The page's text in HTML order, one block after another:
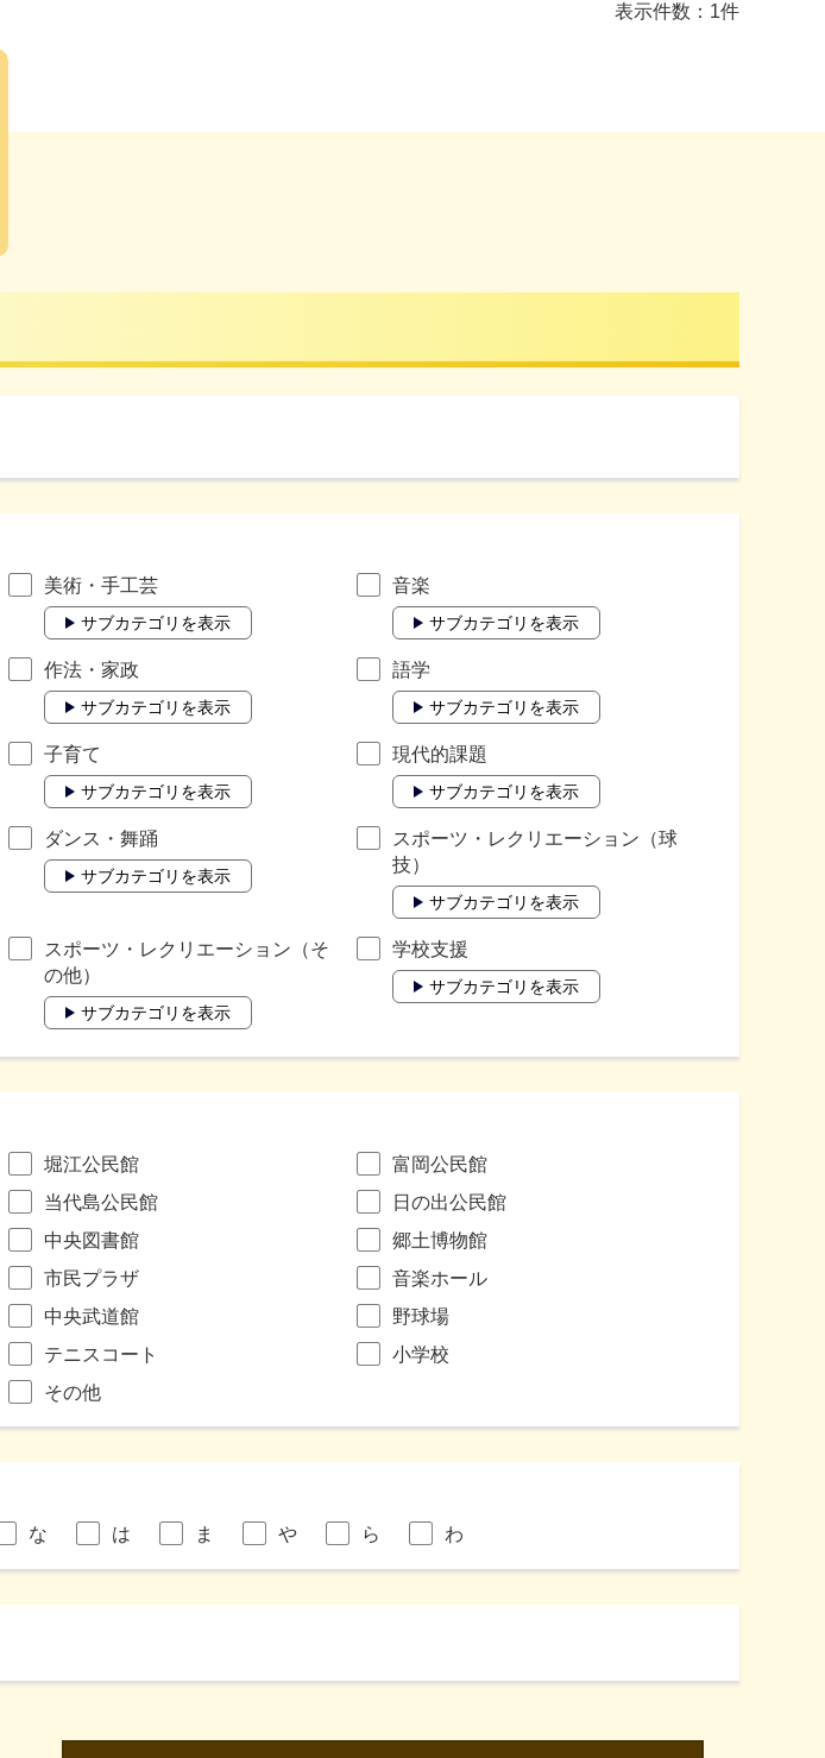
表示件数：1件
美術・手工芸
サブカテゴリを表示
音楽
サブカテゴリを表示
作法・家政
サブカテゴリを表示
語学
サブカテゴリを表示
子育て
サブカテゴリを表示
現代的課題
サブカテゴリを表示
ダンス・舞踊
サブカテゴリを表示
スポーツ・レクリエーション（球
技）
サブカテゴリを表示
スポーツ・レクリエーション（そ
の他）
サブカテゴリを表示
学校支援
サブカテゴリを表示
堀江公民館
富岡公民館
当代島公民館
日の出公民館
中央図書館
郷土博物館
市民プラザ
音楽ホール
中央武道館
野球場
テニスコート
小学校
その他
な は ま や ら わ